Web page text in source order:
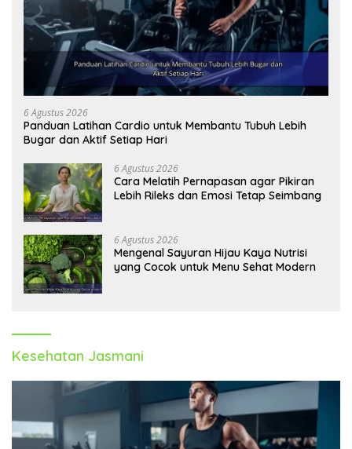
6 Agustus 2026
Panduan Latihan Cardio untuk Membantu Tubuh Lebih
Bugar dan Aktif Setiap Hari
6 Agustus 2026
Cara Melatih Pernapasan agar Pikiran
Lebih Rileks dan Emosi Tetap Seimbang
6 Agustus 2026
Mengenal Sayuran Hijau Kaya Nutrisi
yang Cocok untuk Menu Sehat Modern
Kesehatan Jasmani